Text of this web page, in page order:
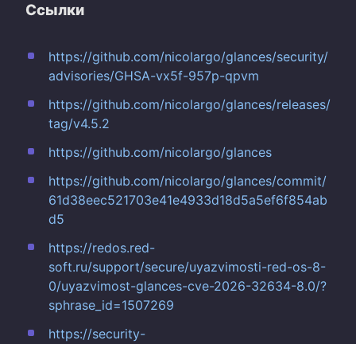
Ссылки
https://github.com/nicolargo/glances/security/
advisories/GHSA-vx5f-957p-qpvm
https://github.com/nicolargo/glances/releases/
tag/v4.5.2
https://github.com/nicolargo/glances
https://github.com/nicolargo/glances/commit/
61d38eec521703e41e4933d18d5a5ef6f854ab
d5
https://redos.red-
soft.ru/support/secure/uyazvimosti-red-os-8-
0/uyazvimost-glances-cve-2026-32634-8.0/?
sphrase_id=1507269
https://security-